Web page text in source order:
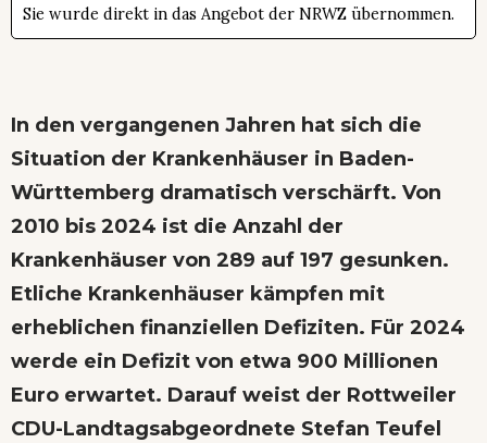
Sie wurde direkt in das Angebot der NRWZ übernommen.
In den vergangenen Jahren hat sich die
Situation der Krankenhäuser in Baden-
Württemberg dramatisch verschärft. Von
2010 bis 2024 ist die Anzahl der
Krankenhäuser von 289 auf 197 gesunken.
Etliche Krankenhäuser kämpfen mit
erheblichen finanziellen Defiziten. Für 2024
werde ein Defizit von etwa 900 Millionen
Euro erwartet. Darauf weist der Rottweiler
CDU-Landtagsabgeordnete Stefan Teufel